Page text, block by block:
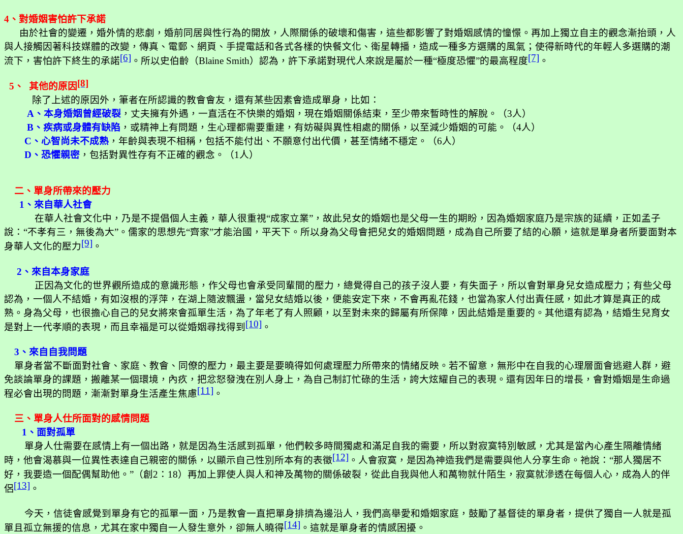
4 、對婚姻害怕許下承諾
由於社會的變遷，婚外情的悲劇，婚前同居與性行為的開放，人際關係的破壞和傷害，這些都影響了對婚姻感情的憧憬。再加上獨立自主的觀念漸抬頭，人
與人接觸因著科技媒體的改變，傳真、電郵、網頁、手提電話和各式各樣的快餐文化、衛星轉播，造成一種多方選購的風氣；使得新時代的年輕人多選購的潮
流下，害怕許下終生的承諾[6] 。所以史伯齡（Blaine Smith）認為，許下承諾對現代人來說是屬於一種“極度恐懼”的最高程度[7] 。
5 、 其他的原因[8]
除了上述的原因外，筆者在所認識的教會會友，還有某些因素會造成單身，比如：
A 、本身婚姻曾經破裂 ，丈夫擁有外遇，一直活在不快樂的婚姻，現在婚姻關係結束，至少帶來暫時性的解脫。（3人）
B 、疾病或身體有缺陷 ，或精神上有問題，生心理都需要重建，有妨礙與異性相處的關係，以至減少婚姻的可能。（4人）
C 、心智尚未不成熟 ，年齡與表現不相稱，包括不能付出、不願意付出代價，甚至情緒不穩定。（6人）
D 、恐懼親密 ，包括對異性存有不正確的觀念。（1人）
二、單身所帶來的壓力
1 、來自華人社會
在華人社會文化中，乃是不提倡個人主義，華人很重視“成家立業”，故此兒女的婚姻也是父母一生的期盼，因為婚姻家庭乃是宗族的延續，正如孟子
說：“不孝有三，無後為大”。儒家的思想先“齊家”才能治國，平天下。所以身為父母會把兒女的婚姻問題，成為自己所要了結的心願，這就是單身者所要面對本
身華人文化的壓力[9] 。
2 、來自本身家庭
正因為文化的世界觀所造成的意識形態，作父母也會承受同輩間的壓力，總覺得自己的孩子沒人要，有失面子，所以會對單身兒女造成壓力；有些父母
認為，一個人不結婚，有如沒根的浮萍，在湖上隨波飄盪，當兒女結婚以後，便能安定下來，不會再亂花錢，也當為家人付出責任感，如此才算是真正的成
熟。身為父母，也很擔心自己的兒女將來會孤單生活，為了年老了有人照顧，以至對未來的歸屬有所保障，因此結婚是重要的。其他還有認為，結婚生兒育女
是對上一代孝順的表現，而且幸福是可以從婚姻尋找得到 [10] 。
3 、來自自我問題
單身者當不斷面對社會、家庭、教會、同僚的壓力，最主要是要曉得如何處理壓力所帶來的情緒反映。若不留意，無形中在自我的心理層面會逃避人群，避
免談論單身的課題，搬離某一個環境，內疚，把忿怒發洩在別人身上，為自己制訂忙碌的生活，誇大炫耀自己的表現。還有因年日的增長，會對婚姻是生命過
程必會出現的問題，漸漸對單身生活產生焦慮[11] 。
三、單身人仕所面對的感情問題
1 、面對孤單
單身人仕需要在感情上有一個出路，就是因為生活感到孤單，他們較多時間獨處和滿足自我的需要，所以對寂寞特別敏感，尤其是當內心產生隔離情緒
時，他會渴慕與一位異性表達自己親密的關係，以顯示自己性別所本有的表徵[12] 。人會寂寞，是因為神造我們是需要與他人分享生命。祂說：“那人獨居不
好，我要造一個配偶幫助他。”（創 2 ： 18）再加上罪使人與人和神及萬物的關係破裂，從此自我與他人和萬物就什陌生，寂寞就滲透在每個人心，成為人的伴
侶[13] 。
今天，信徒會感覺到單身有它的孤單一面，乃是教會一直把單身排擠為邊沿人，我們高舉愛和婚姻家庭，鼓勵了基督徒的單身者，提供了獨自一人就是孤
單且孤立無援的信息，尤其在家中獨自一人發生意外，卻無人曉得[14] 。這就是單身者的情感困擾。